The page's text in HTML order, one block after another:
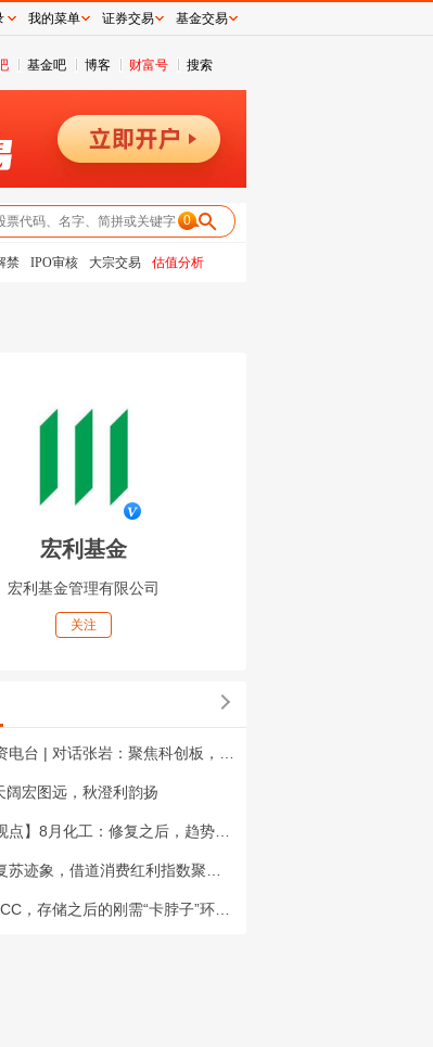
基金吧 博客 财富号 搜索
0
禁 IPO审核 大宗交易 估值分析
宏利基金
宏利基金管理有限公司
关注
阔宏图远，秋澄利韵扬
我的菜单 证券交易 基金交易